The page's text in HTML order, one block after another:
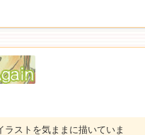
ストを気ままに描いていま